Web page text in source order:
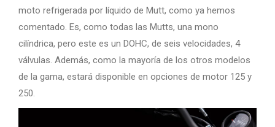
moto refrigerada por líquido de Mutt, como ya hemos
comentado. Es, como todas las Mutts, una mono
cilíndrica, pero este es un DOHC, de seis velocidades, 4
válvulas. Además, como la mayoría de los otros modelos
de la gama, estará disponible en opciones de motor 125 y
250.